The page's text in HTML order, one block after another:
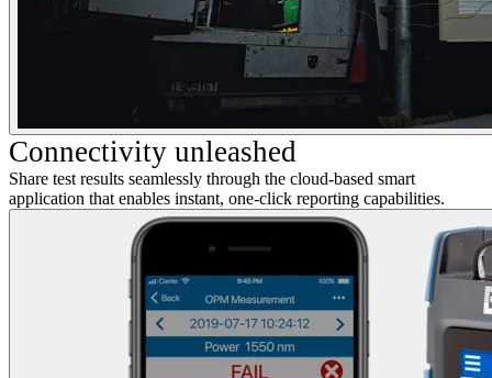
Connectivity unleashed
Share test results seamlessly through the cloud-based smart
application that enables instant, one-click reporting capabilities.